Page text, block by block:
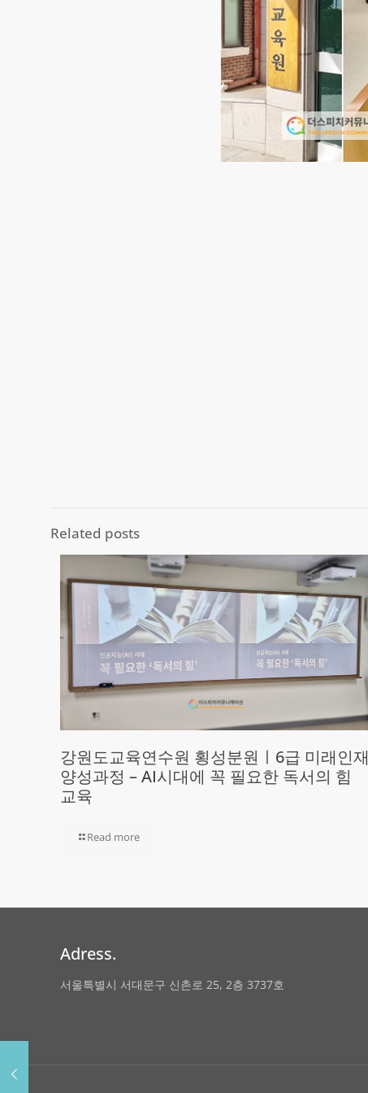
Related posts
강원도교육연수원 횡성분원ㅣ6급 미래인재
양성과정 – AI시대에 꼭 필요한 독서의 힘
교육
Read more
Adress.
서울특별시 서대문구 신촌로 25, 2층 3737호